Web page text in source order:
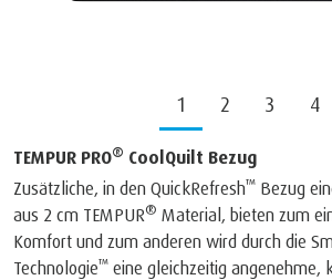
1 2 3 4
TEMPUR PRO® CoolQuilt Bezug
Zusätzliche, in den QuickRefresh™ Bezug
aus 2 cm TEMPUR® Material, bieten zum
Komfort und zum anderen wird durch die
Technologie™ eine gleichzeitig angenehme,